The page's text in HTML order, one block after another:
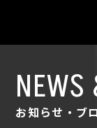
NEWS
お知らせ・ブ